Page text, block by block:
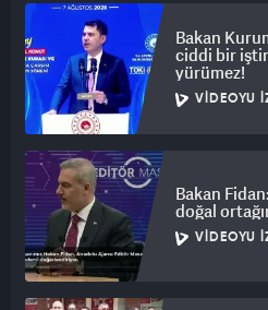
Bakan Kurum: "Devlet
ciddi bir
yürümez!
VIDEOYU
Bakan
doğal
VIDEOYU